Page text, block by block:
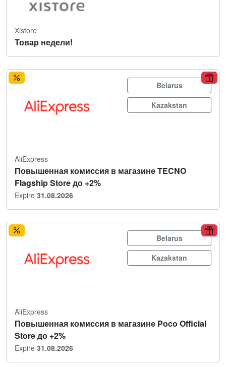
Xistore
Товар недели!
Belarus
Kazakstan
AliExpress
Повышенная комиссия в магазине TECNO
Flagship Store до +2%
Expire 31.08.2026
Belarus
Kazakstan
AliExpress
Повышенная комиссия в магазине Poco Official
Store до +2%
Expire 31.08.2026